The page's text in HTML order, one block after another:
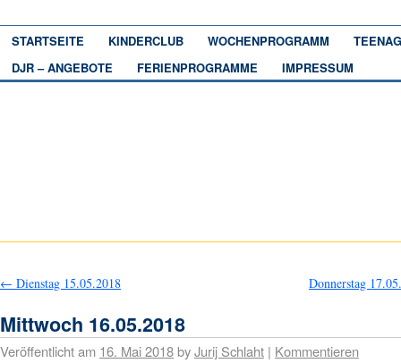
STARTSEITE KINDERCLUB WOCHENPROGRAMM
DJR – ANGEBOTE
FERIENPROGRAMME IMPRESSUM
← Dienstag 15.05.2018 Donnerstag
Mittwoch 16.05.2018
Veröffentlicht am 16. Mai 2018byJurij Schlaht | Kommentieren